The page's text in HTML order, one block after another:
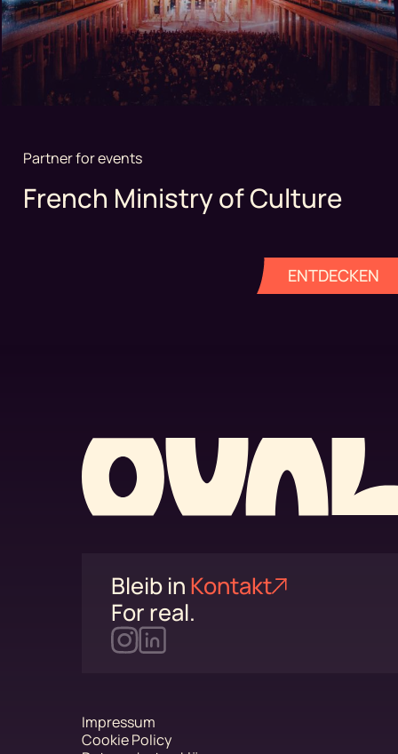
Partner for events
French Ministry of Culture
ENTDECKEN
Bleib in Kontakt
For real.
Impressum
Cookie Policy